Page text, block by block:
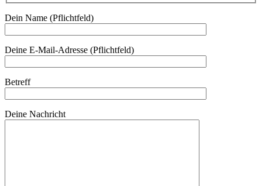
Dein Name (Pflichtfeld)
Deine E-Mail-Adresse (Pflichtfeld)
Betreff
Deine Nachricht